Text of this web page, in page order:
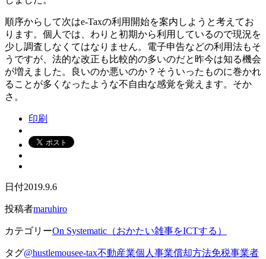
順序からして次はe-Taxの利用開始を案内しようと考えてお
ります。個人では、わりと初期から利用しているので現況を
少し調査しなくてはなりません。電子申告などの利用法もそ
うですが、法的な改正も比較的の多いのだと昨今は知る機会
が増えました。良いのか悪いのか？そういったものに巻かれ
ることが多くなったような不自由な感覚を覚えます。そか
さ。
印刷
日付2019.9.6
投稿者maruhiro
カテゴリーOn Systematic（おかたい雑事をICTする）
タグ@hustlemousee-tax不動産業個人事業償却方法免税事業者